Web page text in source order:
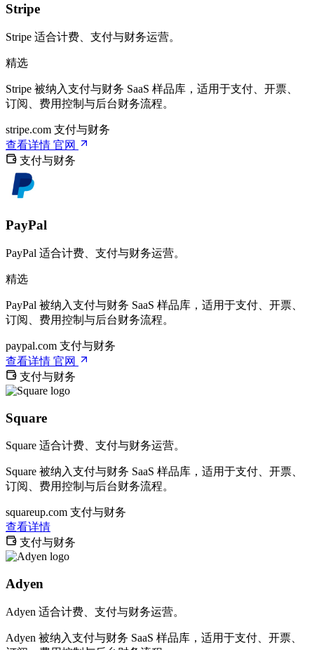
Stripe
Stripe 适合计费、支付与财务运营。
精选
Stripe 被纳入支付与财务 SaaS 样品库，适用于支付、开票、
订阅、费用控制与后台财务流程。
stripe.com 支付与财务
查看详情 官网
支付与财务
PayPal
PayPal 适合计费、支付与财务运营。
精选
PayPal 被纳入支付与财务 SaaS 样品库，适用于支付、开票、
订阅、费用控制与后台财务流程。
paypal.com 支付与财务
查看详情 官网
支付与财务
Square
Square 适合计费、支付与财务运营。
Square 被纳入支付与财务 SaaS 样品库，适用于支付、开票、
订阅、费用控制与后台财务流程。
squareup.com 支付与财务
查看详情
支付与财务
Adyen
Adyen 适合计费、支付与财务运营。
Adyen 被纳入支付与财务 SaaS 样品库，适用于支付、开票、